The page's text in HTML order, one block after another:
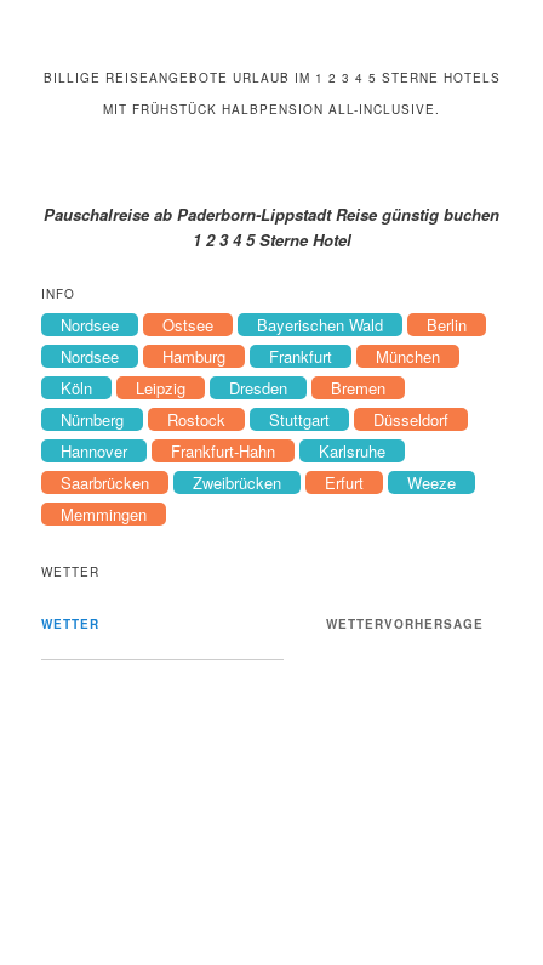
BILLIGE REISEANGEBOTE URLAUB IM 1 2 3 4 5 STERNE HOTELS
MIT FRÜHSTÜCK HALBPENSION ALL-INCLUSIVE.
Pauschalreise ab Paderborn-Lippstadt Reise günstig buchen
1 2 3 4 5 Sterne Hotel
INFO
Nordsee Ostsee Bayerischen Wald
Berlin
Nordsee
Hamburg Frankfurt
München
Köln
Leipzig Dresden
Bremen
Nürnberg
Rostock Stuttgart
Düsseldorf
Hannover
Frankfurt-Hahn
Karlsruhe
Saarbrücken
Zweibrücken Erfurt
Weeze
Memmingen
WETTER
WETTER WETTERVORHERSAGE